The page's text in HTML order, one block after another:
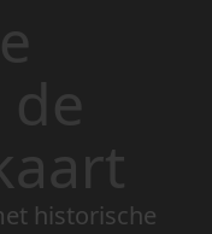
historische